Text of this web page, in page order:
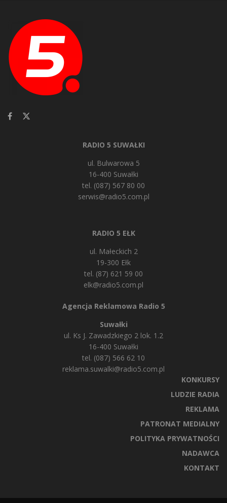
RADIO 5 SUWAŁKI
ul. Bulwarowa 5
16-400 Suwałki
tel. (087) 567 80 00
serwis@radio5.com.pl
RADIO 5 EŁK
ul. Małeckich 2
19-300 Ełk
tel. (87) 621 59 00
elk@radio5.com.pl
Agencja Reklamowa Radio 5
Suwałki
ul. Ks J. Zawadzkiego 2 lok. 1.2
16-400 Suwałki
tel. (087) 566 62 10
reklama.suwalki@radio5.com.pl
KONKURSY
LUDZIE RADIA
REKLAMA
PATRONAT MEDIALNY
POLITYKA PRYWATNOŚCI
NADAWCA
KONTAKT